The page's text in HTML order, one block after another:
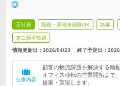
◎
正社員 職種・業種未経験OK 急募
第二新卒歓迎
情報更新日：2026/04/23 終了予定日：
仕事内容
顧客の物流課題を解決する輸
オフィス移転の営業開拓まで
提案・実現します。